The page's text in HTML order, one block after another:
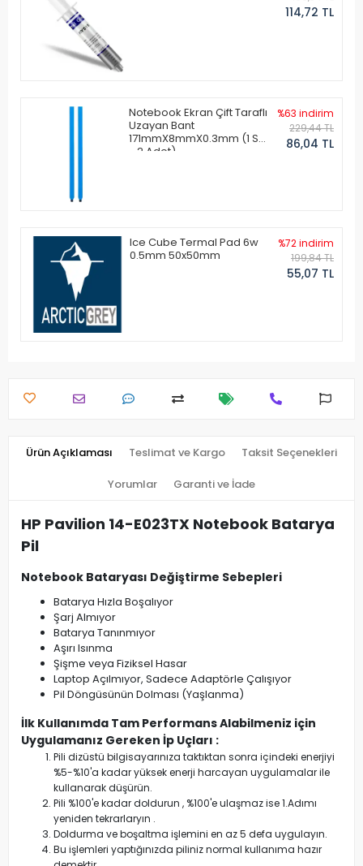
114,72 TL
Notebook Ekran Çift Taraflı
Uzayan Bant
171mmX8mmX0.3mm (1 Set
- 2 Adet)
%63 indirim
229,44 TL
86,04 TL
Ice Cube Termal Pad 6w
0.5mm 50x50mm
%72 indirim
199,84 TL
55,07 TL
Ürün Açıklaması Teslimat ve Kargo Taksit Seçenekleri
Yorumlar Garanti ve İade
HP Pavilion 14-E023TX Notebook Batarya
Pil
Notebook Bataryası Değiştirme Sebepleri
Batarya Hızla Boşalıyor
Şarj Almıyor
Batarya Tanınmıyor
Aşırı Isınma
Şişme veya Fiziksel Hasar
Laptop Açılmıyor, Sadece Adaptörle Çalışıyor
Pil Döngüsünün Dolması (Yaşlanma)
İlk Kullanımda Tam Performans Alabilmeniz için
Uygulamanız Gereken İp Uçları :
Pili dizüstü bilgisayarınıza taktıktan sonra içindeki enerjiyi
%5-%10'a kadar yüksek enerji harcayan uygulamalar ile
kullanarak düşürün.
Pili %100'e kadar doldurun , %100'e ulaşmaz ise 1.Adımı
yeniden tekrarlaryın .
Doldurma ve boşaltma işlemini en az 5 defa uygulayın.
Bu işlemleri yaptığınızda piliniz normal kullanıma hazır